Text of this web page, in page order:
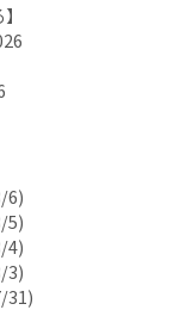
6)
5)
4)
3)
31)